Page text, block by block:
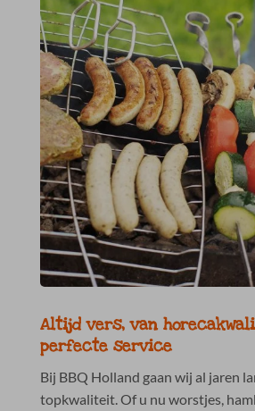
Altijd vers, van
perfecte service
Bij BBQ Holland gaan wij al jaren
topkwaliteit. Of u nu worstjes,